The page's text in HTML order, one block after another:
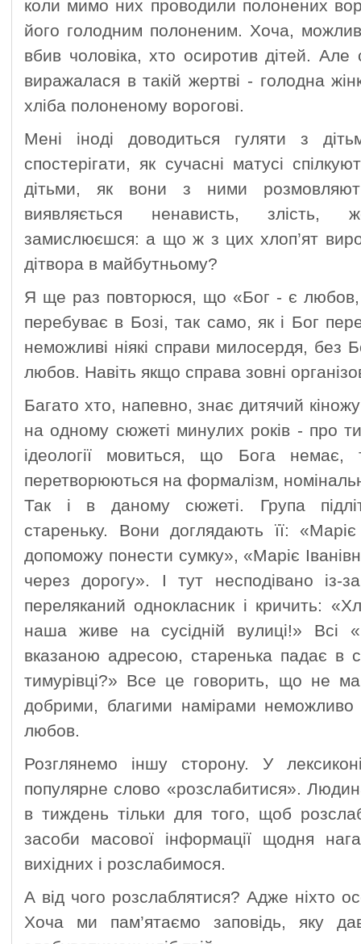
коли мимо них проводили полонених
його голодним полоненим. Хоча,
вбив чоловіка, хто осиротив дітей.
виражалася в такій жертві - голодна
хліба полоненому ворогові.
Мені іноді доводиться гуляти з
спостерігати, як сучасні матусі
дітьми, як вони з ними
виявляється ненависть, злість,
замислюєшся: а що ж з цих хлоп’ят
дітвора в майбутньому?
Я ще раз повторюся, що «Бог - є любов,
перебуває в Бозі, так само, як і Бог
неможливі ніякі справи милосердя, без
любов. Навіть якщо справа зовні
Багато хто, напевно, знає дитячий
на одному сюжеті минулих років - про
ідеології мовиться, що Бога
перетворюються на формалізм,
Так і в даному сюжеті. Група
стареньку. Вони доглядають її:
допоможу понести сумку», «Маріє
через дорогу». І тут несподівано із-
переляканий однокласник і кричить:
наша живе на сусідній вулиці!» Всі
вказаною адресою, старенька падає в
тимурівці?» Все це говорить, що не
добрими, благими намірами
любов.
Розглянемо іншу сторону. У
популярне слово «розслабитися».
в тиждень тільки для того, щоб
засоби масової інформації щодня
вихідних і розслабимося.
А від чого розслаблятися? Адже ніхто
Хоча ми пам’ятаємо заповідь, яку